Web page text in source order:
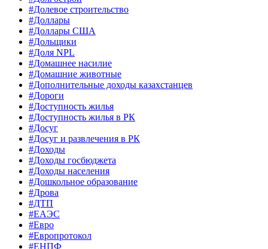
#Долевое строительство
#Доллары
#Доллары США
#Дольщики
#Доля NPL
#Домашнее насилие
#Домашние животные
#Дополнительные доходы казахстанцев
#Дороги
#Доступность жилья
#Доступность жилья в РК
#Досуг
#Досуг и развлечения в РК
#Доходы
#Доходы госбюджета
#Доходы населения
#Дошкольное образование
#Дрова
#ДТП
#ЕАЭС
#Евро
#Европротокол
#ЕНПФ